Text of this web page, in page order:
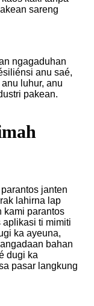
sareng
ngagaduhan
anu saé,
luhur, anu
pakean.
janten
lahirna lap
kami parantos
aplikasi ti mimiti
ka ayeuna,
bahan
dugi ka
pasar langkung